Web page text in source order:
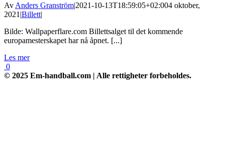
Av Anders Granström|2021-10-13T18:59:05+02:004 oktober,
2021 |Billett|
Bilde: Wallpaperflare.com Billettsalget til det kommende
europamesterskapet har nå åpnet. [...]
Les mer
0
© 2025 Em-handball.com | Alle rettigheter forbeholdes.